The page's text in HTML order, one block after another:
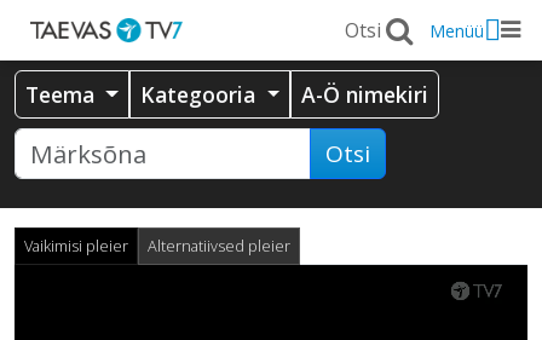
Menüü
Teema Kategooria A-Ö nimekiri
Otsi
Vaikimisi pleier Alternatiivsed pleier